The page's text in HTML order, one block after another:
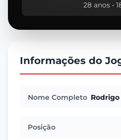
28 anos •
Informações do
Nome Completo
Posição